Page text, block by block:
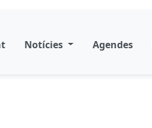
Notícies Agendes